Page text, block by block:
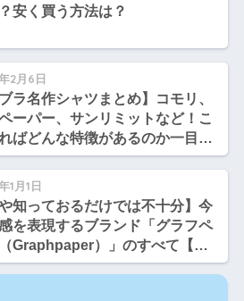
安く買う方法は？
2月6日
ブラ名作シャツまとめ】コモリ、
ーパー、サンリミットなど！こ
ばどんな特徴があるのか一目瞭
５ブランド】
1月1日
や知っておるだけでは不十分】今
を表現するブランド「グラフペ
Graphpaper）」のすべて【永
】